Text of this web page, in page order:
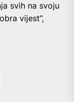
svih na svoju
vijest”,